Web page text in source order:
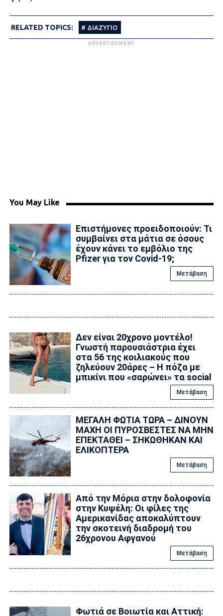
RELATED TOPICS: ΔΙΑΖΥΓΙΟ
ADVERTISEMENT
You May Like
Επιστήμονες προειδοποιούν: Τι
συμβαίνει στα μάτια σε όσους
έχουν κάνει το εμβόλιο της
Pfizer για τον Covid-19;
Μετάβαση
Δεν είναι 20χρονο μοντέλο!
Γνωστή παρουσιάστρια έχει
στα 56 της κοιλιακούς που
ζηλεύουν 20άρες – Η πόζα με
μπικίνι που «σαρώνει» τα social
Μετάβαση
ΜΕΓΑΛΗ ΦΩΤΙΑ ΤΩΡΑ – ΔΙΝΟΥΝ
ΜΑΧΗ ΟΙ ΠΥΡΟΣΒΕΣΤΕΣ ΝΑ ΜΗΝ
ΕΠΕΚΤΑΘΕΙ – ΣΗΚΩΘΗΚΑΝ ΚΑΙ
ΕΛΙΚΟΠΤΕΡΑ
Μετάβαση
Από την Μόρια στην δολοφονία
στην Κυψέλη: Οι φίλες της
Αμερικανίδας αποκαλύπτουν
την σκοτεινή διαδρομή του
26χρονου Αφγανού
Μετάβαση
Φωτιά σε Βοιωτία και Αττική: